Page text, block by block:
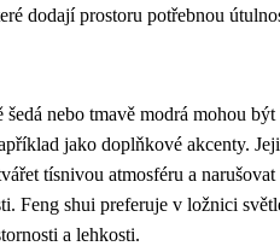
dodají prostoru potřebnou
nebo tmavě modrá mohou být
jako doplňkové akcenty.
tísnivou atmosféru a narušovat
Feng shui preferuje v ložnici
a lehkosti.